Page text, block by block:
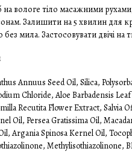
вологе тіло масажними
Залишити на 5 хвилин для
мила. Застосовувати двічі на
Annuus Seed Oil, Silica,
Chloride, Aloe Barbadensis
Recutita Flower Extract, Salvia
Oil, Persea Gratissima Oil,
Argania Spinosa Kernel Oil,
Methylisothiazolinone,